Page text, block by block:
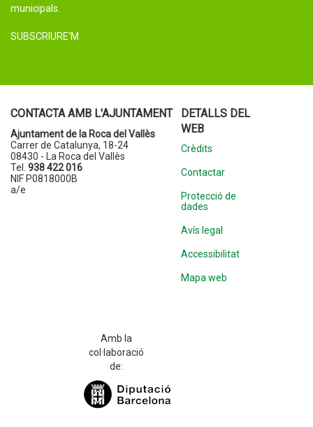
municipals.
SUBSCRIURE'M
CONTACTA AMB L'AJUNTAMENT
Ajuntament de la Roca del Vallès
Carrer de Catalunya, 18-24
08430 - La Roca del Vallès
Tel. 938 422 016
NIF P0818000B
a/e
DETALLS DEL
WEB
Crèdits
Contactar
Protecció de
dades
Avís legal
Accessibilitat
Mapa web
Amb la
col·laboració
de: